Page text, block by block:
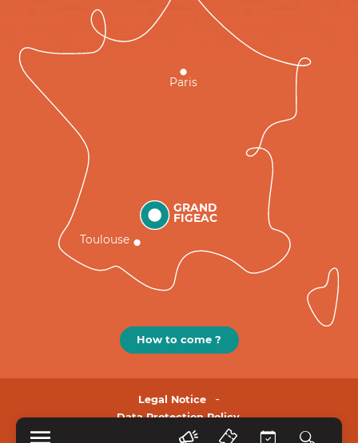
GRAND
FIGEAC
Toulouse
Paris
How to come ?
Legal Notice
Data Protection Policy.